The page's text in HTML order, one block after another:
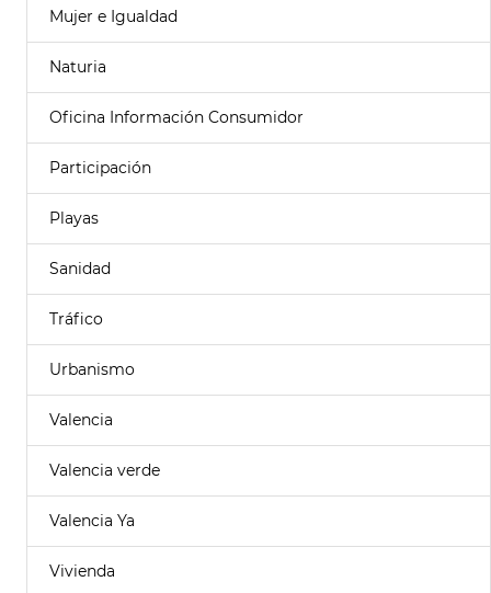
Mujer e Igualdad
Naturia
Oficina Información Consumidor
Participación
Playas
Sanidad
Tráfico
Urbanismo
Valencia
Valencia verde
Valencia Ya
Vivienda